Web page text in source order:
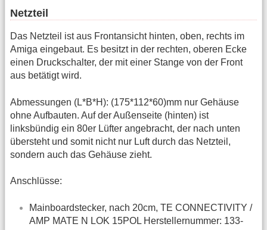
Netzteil
Das Netzteil ist aus Frontansicht hinten, oben, rechts im
Amiga eingebaut. Es besitzt in der rechten, oberen Ecke
einen Druckschalter, der mit einer Stange von der Front
aus betätigt wird.
Abmessungen (L*B*H): (175*112*60)mm nur Gehäuse
ohne Aufbauten. Auf der Außenseite (hinten) ist
linksbündig ein 80er Lüfter angebracht, der nach unten
übersteht und somit nicht nur Luft durch das Netzteil,
sondern auch das Gehäuse zieht.
Anschlüsse:
Mainboardstecker, nach 20cm, TE CONNECTIVITY /
AMP MATE N LOK 15POL Herstellernummer: 133-